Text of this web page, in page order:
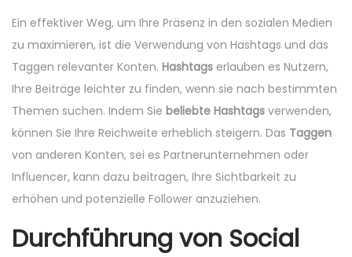
Ein effektiver Weg, um Ihre Präsenz in den sozialen Medien
zu maximieren, ist die Verwendung von Hashtags und das
Taggen relevanter Konten. Hashtags erlauben es Nutzern,
Ihre Beiträge leichter zu finden, wenn sie nach bestimmten
Themen suchen. Indem Sie beliebte Hashtags verwenden,
können Sie Ihre Reichweite erheblich steigern. Das Taggen
von anderen Konten, sei es Partnerunternehmen oder
Influencer, kann dazu beitragen, Ihre Sichtbarkeit zu
erhöhen und potenzielle Follower anzuziehen.
Durchführung von Social